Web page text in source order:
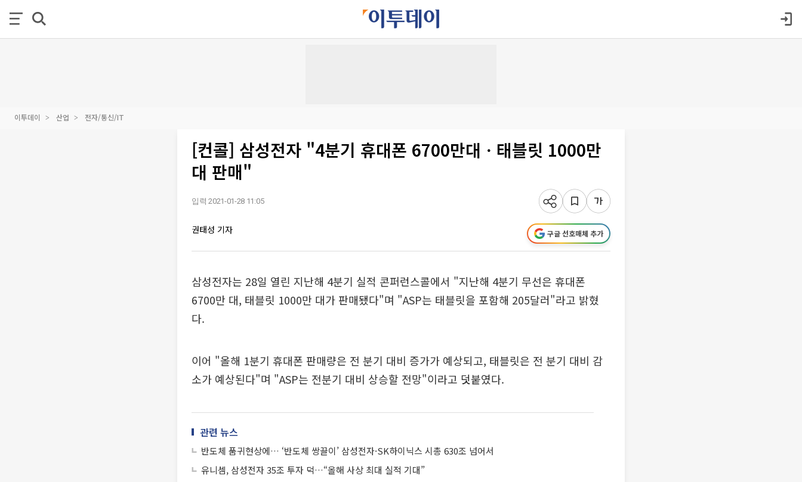
이투데이 산업 전자/통신/IT
[컨콜] 삼성전자 "4분기 휴대폰 6700만대ㆍ태블릿 1000만
대 판매"
입력 2021-01-28 11:05
권태성 기자 구글 선호매체 추가
삼성전자는 28일 열린 지난해 4분기 실적 콘퍼런스콜에서 "지난해 4분기 무선은 휴대폰
6700만 대, 태블릿 1000만 대가 판매됐다"며 "ASP는 태블릿을 포함해 205달러"라고 밝혔
다.
이어 "올해 1분기 휴대폰 판매량은 전 분기 대비 증가가 예상되고, 태블릿은 전 분기 대비 감
소가 예상된다"며 "ASP는 전분기 대비 상승할 전망"이라고 덧붙였다.
관련 뉴스
반도체 품귀현상에… ‘반도체 쌍끌이’ 삼성전자·SK하이닉스 시총 630조 넘어서
유니셈, 삼성전자 35조 투자 덕…“올해 사상 최대 실적 기대”